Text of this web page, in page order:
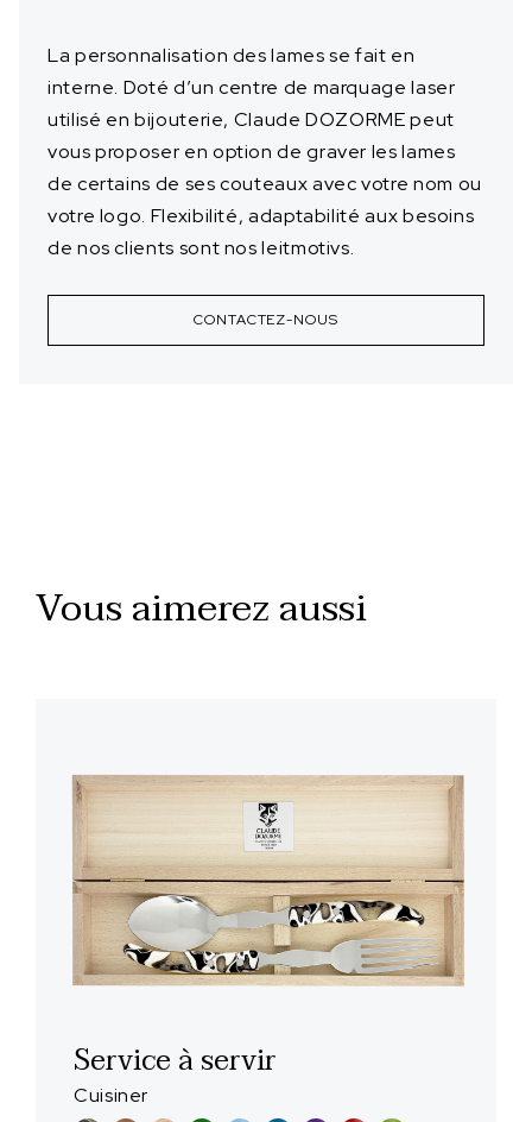
La personnalisation des lames se fait en
interne. Doté d’un centre de marquage laser
utilisé en bijouterie, Claude DOZORME peut
vous proposer en option de graver les lames
de certains de ses couteaux avec votre nom ou
votre logo. Flexibilité, adaptabilité aux besoins
de nos clients sont nos leitmotivs.
CONTACTEZ-NOUS
Vous aimerez aussi
Service à servir
Cuisiner